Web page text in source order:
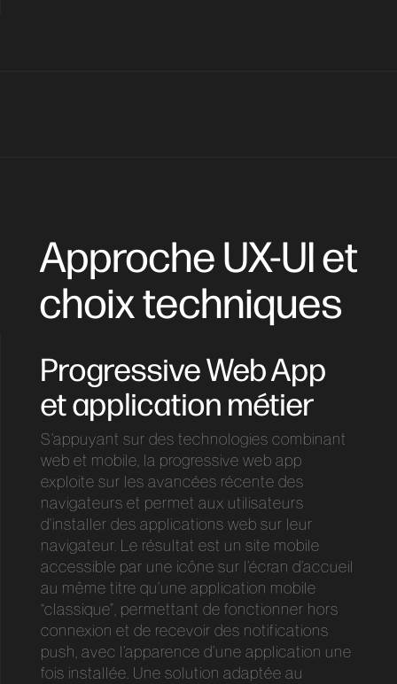
Approche UX-UI et
choix techniques
Progressive Web App
et application métier
S’appuyant sur des technologies combinant
web et mobile, la progressive web app
exploite sur les avancées récente des
navigateurs et permet aux utilisateurs
d’installer des applications web sur leur
navigateur. Le résultat est un site mobile
accessible par une icône sur l’écran d’accueil
au même titre qu’une application mobile
“classique”, permettant de fonctionner hors
connexion et de recevoir des notifications
push, avec l’apparence d’une application une
fois installée. Une solution adaptée au